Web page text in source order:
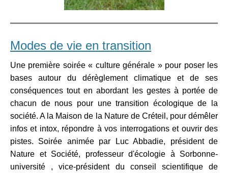
Modes de vie en transition
Une première soirée « culture générale » pour poser les
bases autour du dérèglement climatique et de ses
conséquences tout en abordant les gestes à portée de
chacun de nous pour une transition écologique de la
société. A la Maison de la Nature de Créteil, pour démêler
infos et intox, répondre à vos interrogations et ouvrir des
pistes. Soirée animée par Luc Abbadie, président de
Nature et Société, professeur d'écologie à Sorbonne-
université , vice-président du conseil scientifique de